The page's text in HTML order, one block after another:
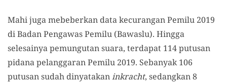
Mahi juga mebeberkan data kecurangan Pemilu 2019
di Badan Pengawas Pemilu (Bawaslu). Hingga
selesainya pemungutan suara, terdapat 114 putusan
pidana pelanggaran Pemilu 2019. Sebanyak 106
putusan sudah dinyatakaninkracht, sedangkan 8